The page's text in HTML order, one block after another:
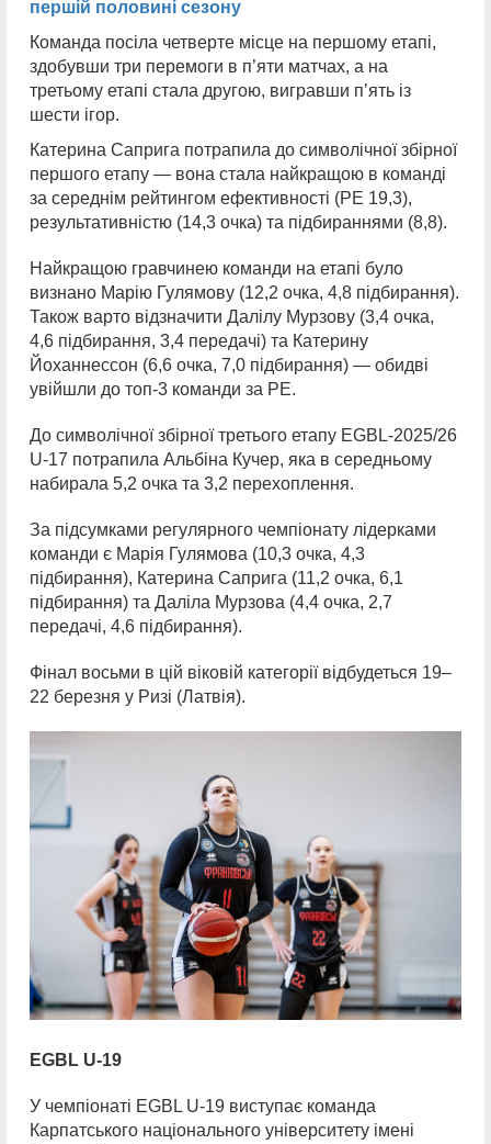
першій половині сезону
Команда посіла четверте місце на першому етапі,
здобувши три перемоги в п’яти матчах, а на
третьому етапі стала другою, вигравши п’ять із
шести ігор.
Катерина Саприга потрапила до символічної збірної
першого етапу — вона стала найкращою в команді
за середнім рейтингом ефективності (РЕ 19,3),
результативністю (14,3 очка) та підбираннями (8,8).
Найкращою гравчинею команди на етапі було
визнано Марію Гулямову (12,2 очка, 4,8 підбирання).
Також варто відзначити Далілу Мурзову (3,4 очка,
4,6 підбирання, 3,4 передачі) та Катерину
Йоханнессон (6,6 очка, 7,0 підбирання) — обидві
увійшли до топ-3 команди за РЕ.
До символічної збірної третього етапу EGBL-2025/26
U-17 потрапила Альбіна Кучер, яка в середньому
набирала 5,2 очка та 3,2 перехоплення.
За підсумками регулярного чемпіонату лідерками
команди є Марія Гулямова (10,3 очка, 4,3
підбирання), Катерина Саприга (11,2 очка, 6,1
підбирання) та Даліла Мурзова (4,4 очка, 2,7
передачі, 4,6 підбирання).
Фінал восьми в цій віковій категорії відбудеться 19–
22 березня у Ризі (Латвія).
EGBL U-19
У чемпіонаті EGBL U-19 виступає команда
Карпатського національного університету імені